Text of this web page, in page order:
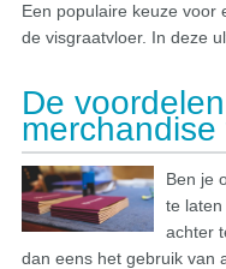
Een populaire keuze voor
de visgraatvloer. In deze
De
Ben je
te
achter
dan eens het gebruik van